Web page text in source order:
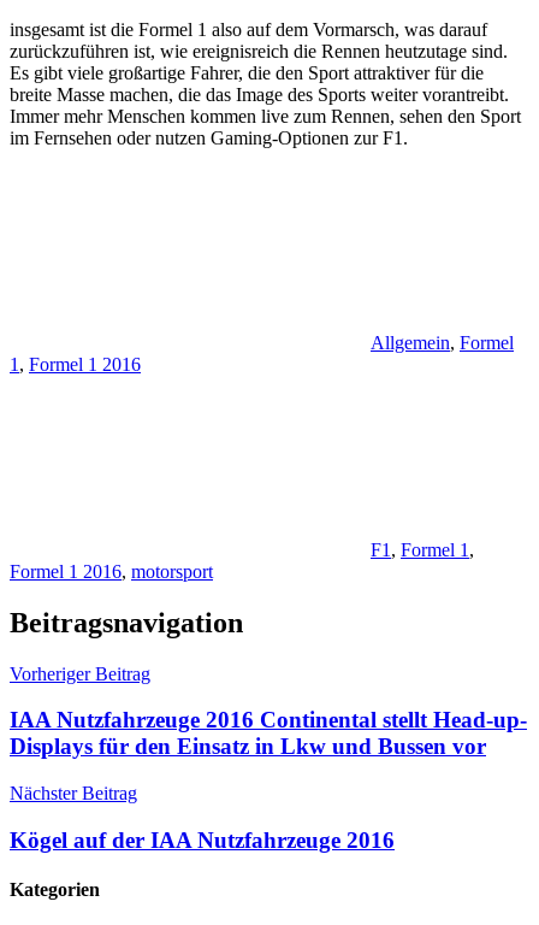
insgesamt ist die Formel 1 also auf dem Vormarsch, was darauf
zurückzuführen ist, wie ereignisreich die Rennen heutzutage sind.
Es gibt viele großartige Fahrer, die den Sport attraktiver für die
breite Masse machen, die das Image des Sports weiter vorantreibt.
Immer mehr Menschen kommen live zum Rennen, sehen den Sport
im Fernsehen oder nutzen Gaming-Optionen zur F1.
Allgemein, Formel
1 , Formel 1 2016
F1 , Formel 1 ,
Formel 1 2016, motorsport
Beitragsnavigation
Vorheriger Beitrag
IAA Nutzfahrzeuge 2016 Continental stellt Head-up-
Displays für den Einsatz in Lkw und Bussen vor
Nächster Beitrag
Kögel auf der IAA Nutzfahrzeuge 2016
Kategorien